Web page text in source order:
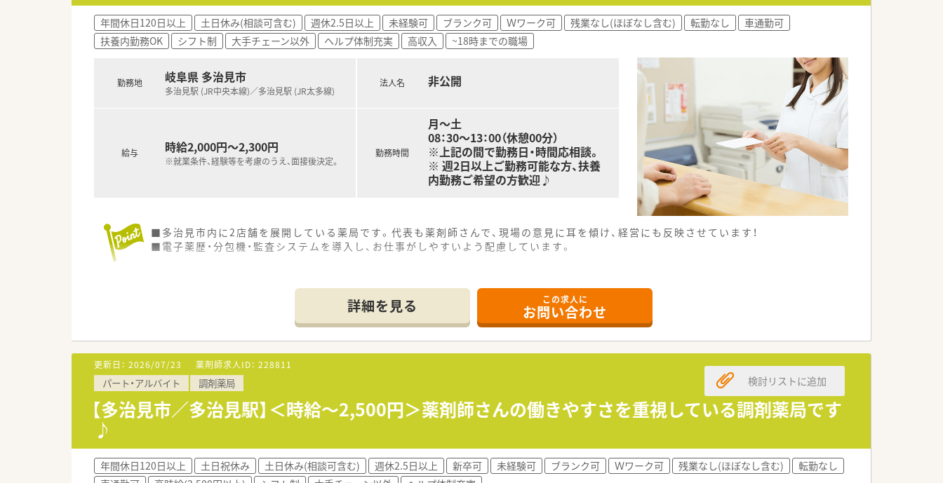
年間休日120日以上 土日休み(相談可含む) 週休2.5日以上 未経験可 ブランク可 Ｗワーク可 残業なし(ほぼなし含む) 転勤なし
車通勤可
扶養内勤務OK
シフト制 大手チェーン以外 ヘルプ体制充実 高収入 ~18時までの職場
勤務地 岐阜県 多治見市
多治見駅 (JR中央本線)／多治見駅 (JR太多線)
給与 時給2,000円～2,300円
※就業条件、経験等を考慮のうえ、面接後決定。
法人名 非公開
勤務時間
月～土
08：30～13：00（休憩00分）
※上記の間で勤務日・時間応相談。
※ 週2日以上ご勤務可能な方、扶養
内勤務ご希望の方歓迎♪
■多治見市内に2店舗を展開している薬局です。代表も薬剤師さんで、現場の意見に耳を傾け、経営にも反映させています！
■電子薬歴・分包機・監査システムを導入し、お仕事がしやすいよう配慮しています。
詳細を見る この求人に
お問い合わせ
更新日： 2026/07/23 薬剤師求人ID： 228811
パート・アルバイト 調剤薬局
【多治見市／多治見駅】＜時給～2,500円＞薬剤師さんの働きやすさを重視している調剤薬局です
♪
検討リストに追加
年間休日120日以上 土日祝休み 土日休み(相談可含む) 週休2.5日以上 新卒可 未経験可 ブランク可 Ｗワーク可 残業なし(ほぼなし含む)
転勤なし